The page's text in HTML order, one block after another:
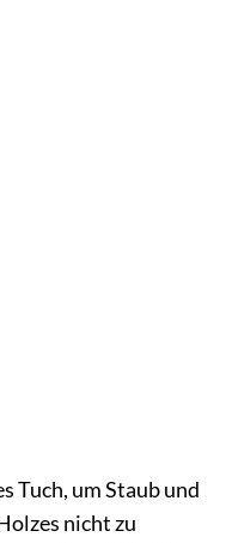
Tuch, um Staub und
nicht zu